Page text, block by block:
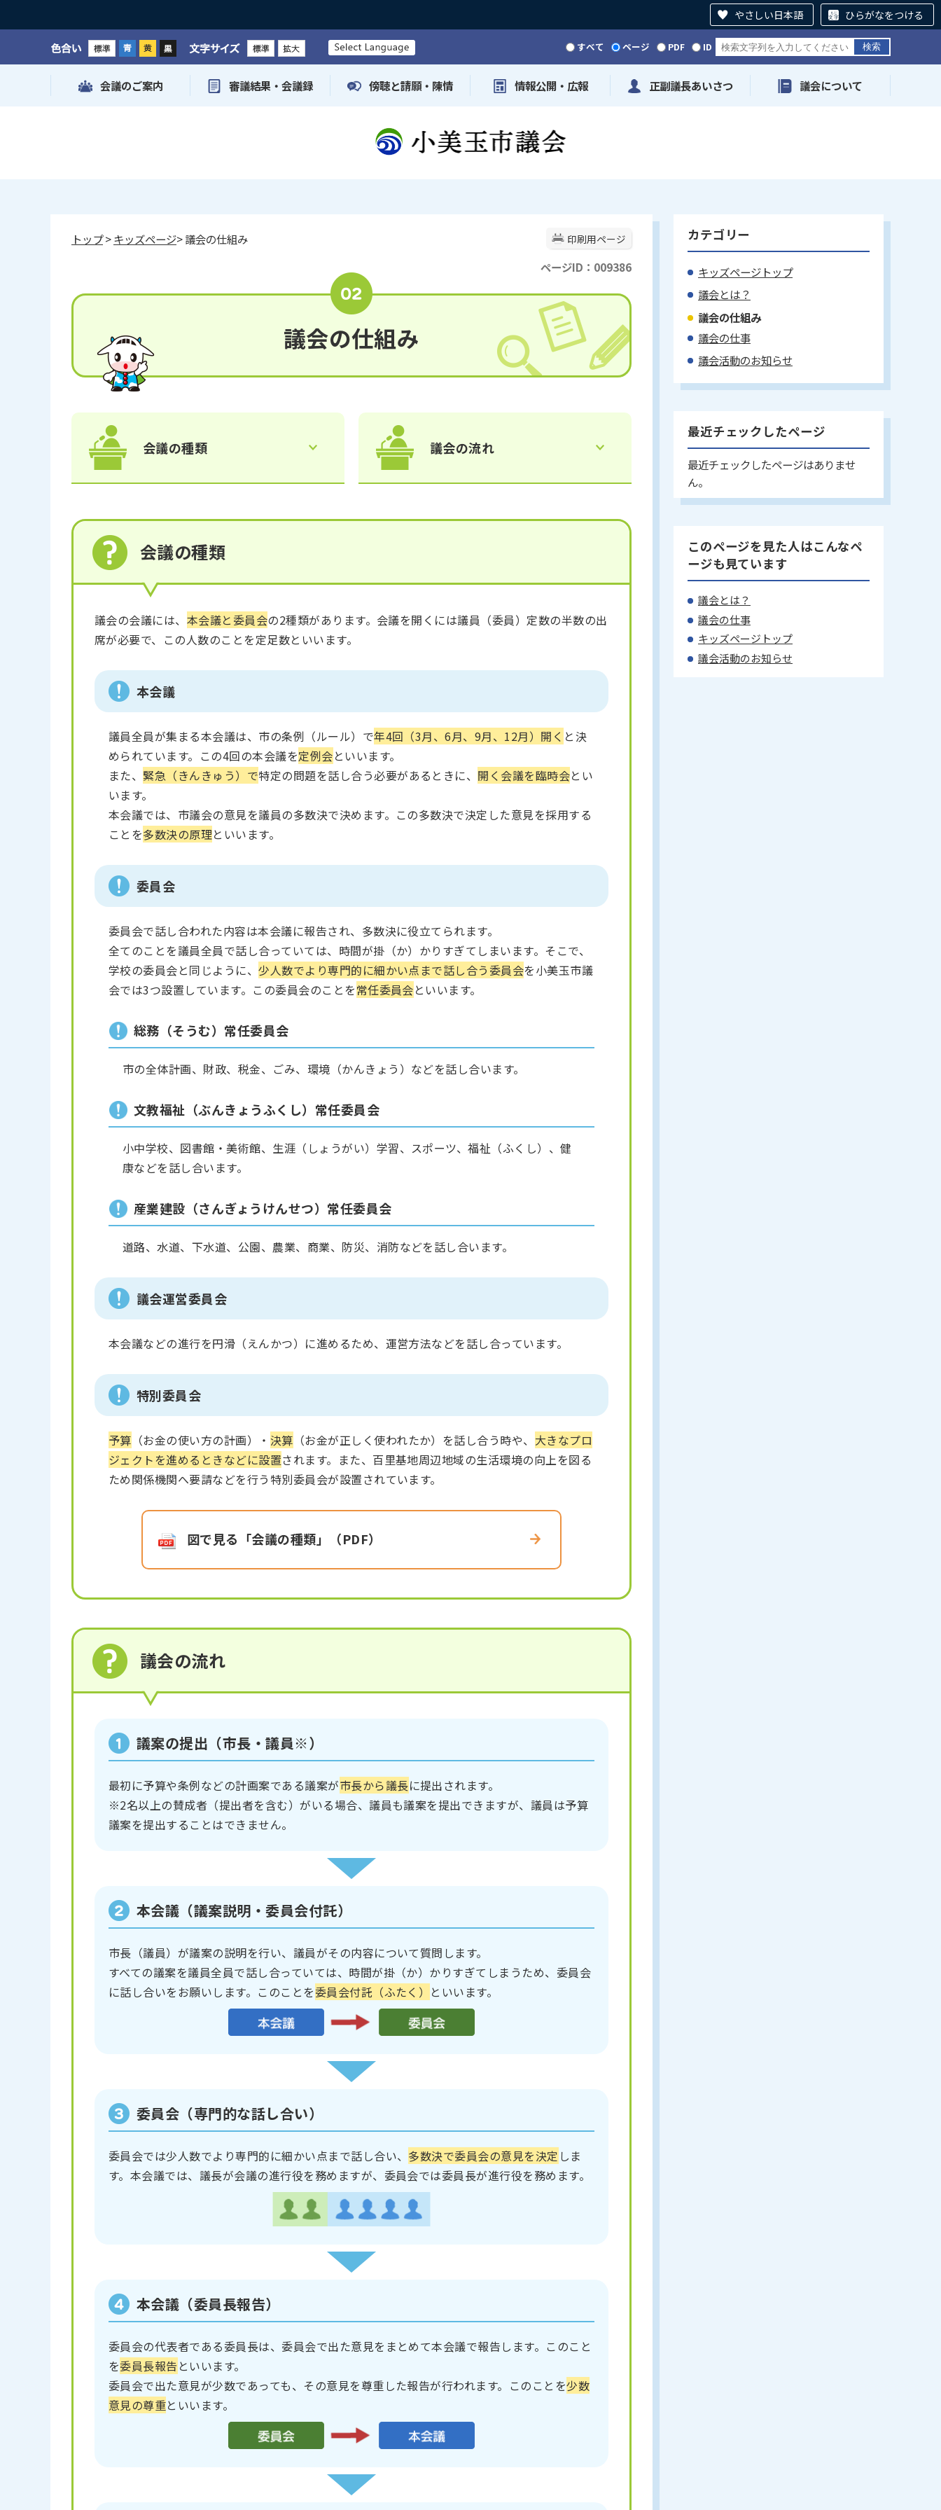
やさしい日本語 ひらがなをつける
色合い 文字サイズ すべて ページ PDF ID
会議のご案内 審議結果・会議録 傍聴と請願・陳情 情報公開・広報 正副議長あいさつ 議会について
印刷用ページ
トップ>キッズページ> 議会の仕組み
ページID：009386
議会の仕組み
会議の種類 議会の流れ
会議の種類
議会の会議には、 本会議と委員会の2種類があります。会議を開くには議員（委員）定数の半数の出
席が必要で、この人数のことを定足数といいます。
本会議
議員全員が集まる本会議は、市の条例（ルール）で年4回（3月、6月、9月、12月）開く と決
められています。この4回の本会議を定例会といいます。
また、 緊急（きんきゅう）で特定の問題を話し合う必要があるときに、 開く会議を臨時会とい
います。
本会議では、市議会の意見を議員の多数決で決めます。この多数決で決定した意見を採用する
ことを多数決の原理といいます。
委員会
委員会で話し合われた内容は本会議に報告され、多数決に役立てられます。
全てのことを議員全員で話し合っていては、時間が掛（か）かりすぎてしまいます。そこで、
学校の委員会と同じように、少人数でより専門的に細かい点まで話し合う委員会を小美玉市議
会では3つ設置しています。この委員会のことを常任委員会といいます。
総務（そうむ）常任委員会
市の全体計画、財政、税金、ごみ、環境（かんきょう）などを話し合います。
文教福祉（ぶんきょうふくし）常任委員会
小中学校、図書館・美術館、生涯（しょうがい）学習、スポーツ、福祉（ふくし）、健
康などを話し合います。
産業建設（さんぎょうけんせつ）常任委員会
道路、水道、下水道、公園、農業、商業、防災、消防などを話し合います。
議会運営委員会
本会議などの進行を円滑（えんかつ）に進めるため、運営方法などを話し合っています。
特別委員会
予算 （お金の使い方の計画）・ 決算 （お金が正しく使われたか）を話し合う時や、 大きなプロ
ジェクトを進めるときなどに設置されます。また、百里基地周辺地域の生活環境の向上を図る
ため関係機関へ要請などを行う特別委員会が設置されています。
図で見る「会議の種類」（PDF）
議会の流れ
議案の提出（市長・議員※）
最初に予算や条例などの計画案である議案が市長から議長に提出されます。
※2名以上の賛成者（提出者を含む）がいる場合、議員も議案を提出できますが、議員は予算
議案を提出することはできません。
本会議（議案説明・委員会付託）
市長（議員）が議案の説明を行い、議員がその内容について質問します。
すべての議案を議員全員で話し合っていては、時間が掛（か）かりすぎてしまうため、委員会
に話し合いをお願いします。このことを委員会付託（ふたく） といいます。
委員会（専門的な話し合い）
委員会では少人数でより専門的に細かい点まで話し合い、 多数決で委員会の意見を決定 しま
す。本会議では、議長が会議の進行役を務めますが、委員会では委員長が進行役を務めます。
本会議（委員長報告）
委員会の代表者である委員長は、委員会で出た意見をまとめて本会議で報告します。このこと
を委員長報告 といいます。
委員会で出た意見が少数であっても、その意見を尊重した報告が行われます。このことを少数
意見の尊重といいます。
カテゴリー
キッズページトップ
議会とは？
議会の仕組み
議会の仕事
議会活動のお知らせ
最近チェックしたページ
最近チェックしたページはありませ
ん。
このページを見た人はこんなペ
ージも見ています
議会とは？
議会の仕事
キッズページトップ
議会活動のお知らせ